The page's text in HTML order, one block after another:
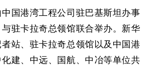
港湾工程公司驻巴基斯坦办事
驻卡拉奇总领馆联合举办。新华
站、驻卡拉奇总领馆以及中国港
建、中远、国航、中冶等单位共